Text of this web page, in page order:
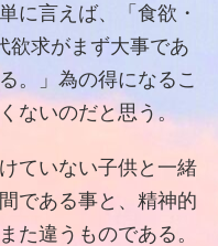
に言えば、「食欲・
欲求がまず大事であ
。」為の得になるこ
ないのだと思う。
ていない子供と一緒
である事と、精神的
た違うものである。